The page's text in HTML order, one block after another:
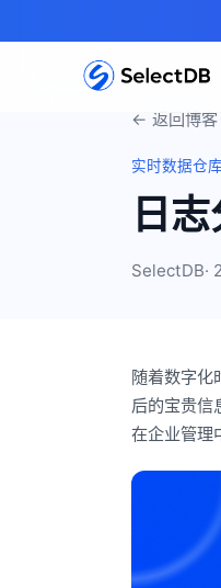
← 返回博客
实时数据仓
日
SelectDB·
随着数字化
后的宝贵信
在企业管理